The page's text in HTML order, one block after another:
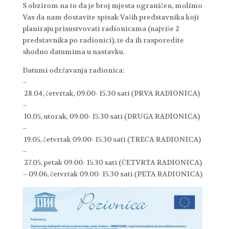
S obzirom na to da je broj mjesta ograničen, molimo
Vas da nam dostavite spisak Vaših predstavnika koji
planiraju prisustvovati radionicama (najviše 2
predstavnika po radionici), te da ih rasporedite
shodno datumima u nastavku.
Datumi održavanja radionica:
–
28.04, četvrtak, 09.00- 15.30 sati (PRVA RADIONICA)
–
10.05, utorak, 09.00- 15.30 sati (DRUGA RADIONICA)
–
19.05, četvrtak 09.00- 15.30 sati (TREĆA RADIONICA)
–
27.05, petak 09.00- 15.30 sati (ČETVRTA RADIONICA)
– 09.06, četvrtak 09.00- 15.30 sati (PETA RADIONICA)